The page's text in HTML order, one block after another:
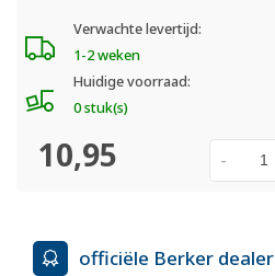
Verwachte levertijd:
1-2 weken
Huidige voorraad:
0 stuk(s)
10,95 -
officiële Berker dealer